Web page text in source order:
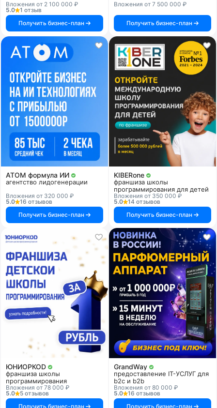
Вложения от 2 100 000 ₽
5.0
1 отзыв
Получить бизнес-план
Вложения от 7 500 000 ₽
Получить бизнес-план
АТОМ формула ИИ
агентство лидогенерации
Вложения от 320 000 ₽
5.0
16 отзывов
Получить бизнес-план
KIBERone
франшиза школы
программирования для детей
Вложения от 350 000 ₽
5.0
14 отзывов
Получить бизнес-план
ЮНИОРКОD
франшиза школы
программирования
Вложения от 78 000 ₽
5.0
5 отзывов
Получить бизнес-план
GrandWay
предоставление IT-УСЛУГ для
b2c и b2b
Вложения от 80 000 ₽
5.0
16 отзывов
Получить бизнес-план